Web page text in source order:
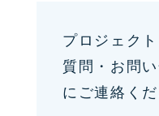
プロジェク
質問・お問
にご連絡くだ